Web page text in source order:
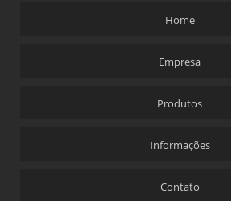
Home
Empresa
Produtos
Informações
Contato